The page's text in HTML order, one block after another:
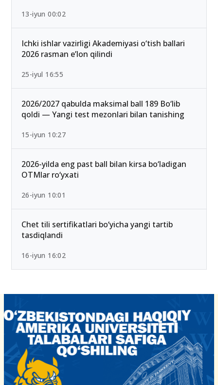
13-iyun 00:02
Ichki ishlar vazirligi Akademiyasi o‘tish ballari
2026 rasman e’lon qilindi
25-iyul 16:55
2026/2027 qabulda maksimal ball 189 Bo‘lib
qoldi — Yangi test mezonlari bilan tanishing
15-iyun 10:27
2026-yilda eng past ball bilan kirsa bo‘ladigan
OTMlar ro‘yxati
26-iyun 10:01
Chet tili sertifikatlari bo‘yicha yangi tartib
tasdiqlandi
16-iyun 16:02